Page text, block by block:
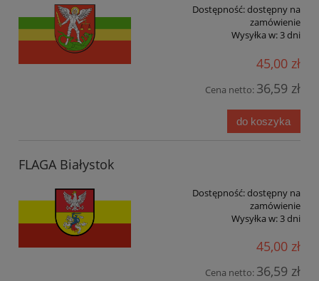
Dostępność:dostępny na
zamówienie
Wysyłka w:3 dni
45,00 zł
Cena netto: 36,59 zł
do koszyka
FLAGA Białystok
Dostępność:dostępny na
zamówienie
Wysyłka w:3 dni
45,00 zł
Cena netto: 36,59 zł